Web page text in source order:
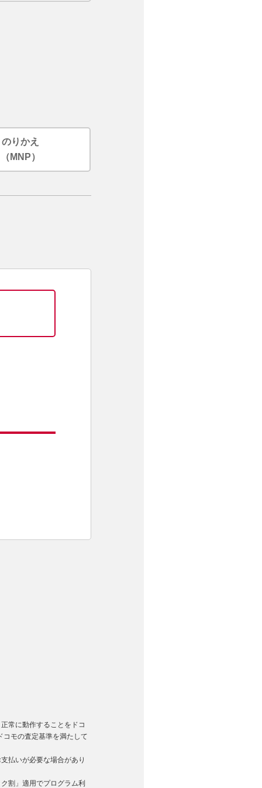
のりかえ
（MNP）
常に動作することをドコ
モの査定基準を満たして
払いが必要な場合があり
割」適用でプログラム利